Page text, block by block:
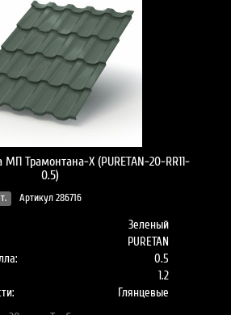
Трамонтана-X (PURETAN-20-RR11-
0.5)
Артикул 286716
Зеленый
PURETAN
0.5
1.2
Глянцевые